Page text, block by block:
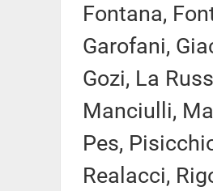
Fontana,
Garofani,
Gozi, La
Manciulli,
Pes,
Realacci,